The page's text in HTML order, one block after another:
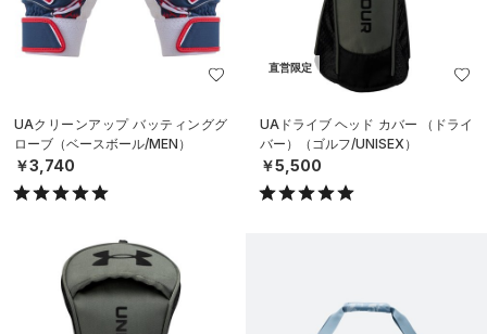
UAクリーンアップ バッティンググ
ローブ（ベースボール/MEN）
￥3,740
直営限定
UAドライブ ヘッド カバー （ドライ
バー）（ゴルフ/UNISEX）
￥5,500